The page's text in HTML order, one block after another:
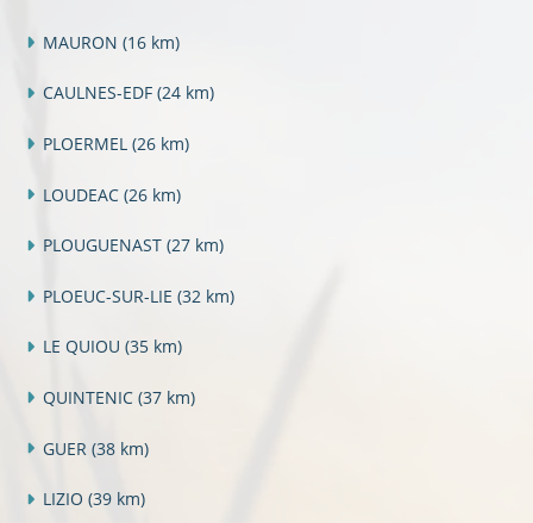
MAURON (16 km)
CAULNES-EDF (24 km)
PLOERMEL (26 km)
LOUDEAC (26 km)
PLOUGUENAST (27 km)
PLOEUC-SUR-LIE (32 km)
LE QUIOU (35 km)
QUINTENIC (37 km)
GUER (38 km)
LIZIO (39 km)